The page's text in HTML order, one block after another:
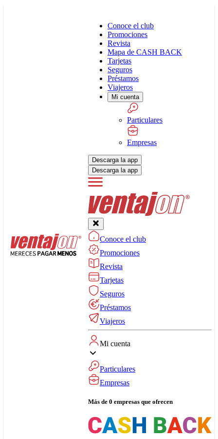
Conoce el club
Promociones
Revista
Mapa de CASH BACK
Tarjetas
Seguros
Préstamos
Viajeros
Mi cuenta
Particulares
Empresas
Descarga la app
Descarga la app
Conoce el club
Promociones
Revista
Tarjetas
Seguros
Préstamos
Viajeros
Mi cuenta
Particulares
Empresas
Más de 0 empresas que ofrecen